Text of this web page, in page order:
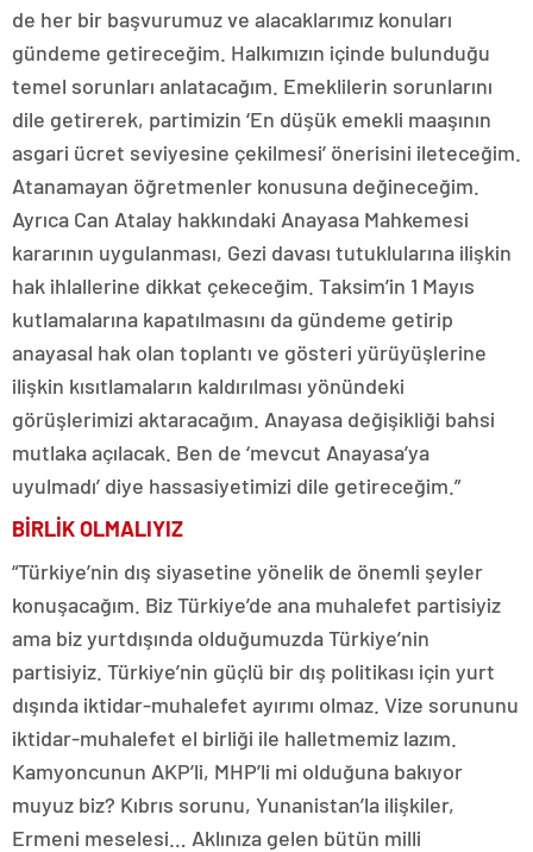
de her bir başvurumuz ve alacaklarımız konuları
gündeme getireceğim. Halkımızın içinde bulunduğu
temel sorunları anlatacağım. Emeklilerin sorunlarını
dile getirerek, partimizin ‘En düşük emekli maaşının
asgari ücret seviyesine çekilmesi’ önerisini ileteceğim.
Atanamayan öğretmenler konusuna değineceğim.
Ayrıca Can Atalay hakkındaki Anayasa Mahkemesi
kararının uygulanması, Gezi davası tutuklularına ilişkin
hak ihlallerine dikkat çekeceğim. Taksim’in 1 Mayıs
kutlamalarına kapatılmasını da gündeme getirip
anayasal hak olan toplantı ve gösteri yürüyüşlerine
ilişkin kısıtlamaların kaldırılması yönündeki
görüşlerimizi aktaracağım. Anayasa değişikliği bahsi
mutlaka açılacak. Ben de ‘mevcut Anayasa’ya
uyulmadı’ diye hassasiyetimizi dile getireceğim.”
BİRLİK OLMALIYIZ
“Türkiye’nin dış siyasetine yönelik de önemli şeyler
konuşacağım. Biz Türkiye’de ana muhalefet partisiyiz
ama biz yurtdışında olduğumuzda Türkiye’nin
partisiyiz. Türkiye’nin güçlü bir dış politikası için yurt
dışında iktidar-muhalefet ayırımı olmaz. Vize sorununu
iktidar-muhalefet el birliği ile halletmemiz lazım.
Kamyoncunun AKP’li, MHP’li mi olduğuna bakıyor
muyuz biz? Kıbrıs sorunu, Yunanistan’la ilişkiler,
Ermeni meselesi… Aklınıza gelen bütün milli